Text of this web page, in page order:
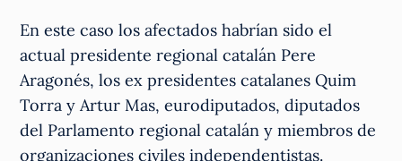
En este caso los afectados habrían sido el
actual presidente regional catalán Pere
Aragonés, los ex presidentes catalanes Quim
Torra y Artur Mas, eurodiputados, diputados
del Parlamento regional catalán y miembros de
organizaciones civiles independentistas.